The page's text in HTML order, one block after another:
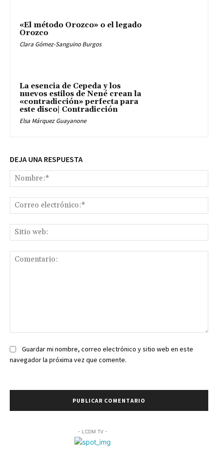
«El método Orozco» o el legado
Orozco
Clara Gómez-Sanguino Burgos
La esencia de Cepeda y los
nuevos estilos de Nené crean la
«contradicción» perfecta para
este disco| Contradicción
Elsa Márquez Guayanone
DEJA UNA RESPUESTA
Guardar mi nombre, correo electrónico y sitio web en este
navegador la próxima vez que comente.
- LCDM TV -